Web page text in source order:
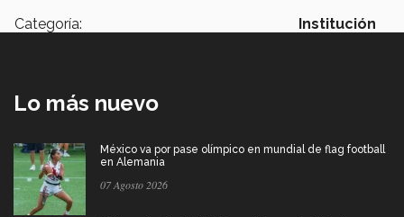
Categoría: Institución
Lo más nuevo
México va por pase olímpico en mundial de flag football
en Alemania
07 Agosto 2026